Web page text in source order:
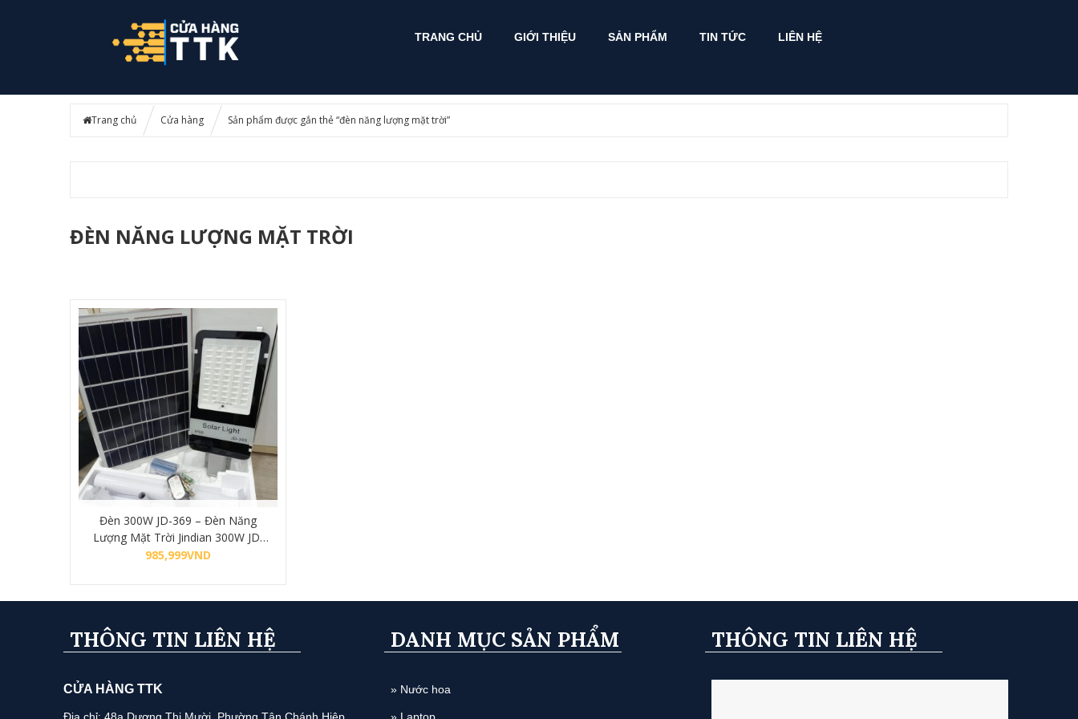
TRANG CHỦ GIỚI THIỆU SẢN PHẨM TIN TỨC LIÊN HỆ
Trang chủ Cửa hàng Sản phẩm được gắn thẻ “đèn năng lượng mặt trời”
ĐÈN NĂNG LƯỢNG MẶT TRỜI
Đèn 300W JD-369 – Đèn Năng
Lượng Mặt Trời Jindian 300W JD-
369
985,999VND
THÔNG TIN LIÊN HỆ
CỬA HÀNG TTK
DANH MỤC SẢN PHẨM
» Nước hoa
THÔNG TIN LIÊN HỆ